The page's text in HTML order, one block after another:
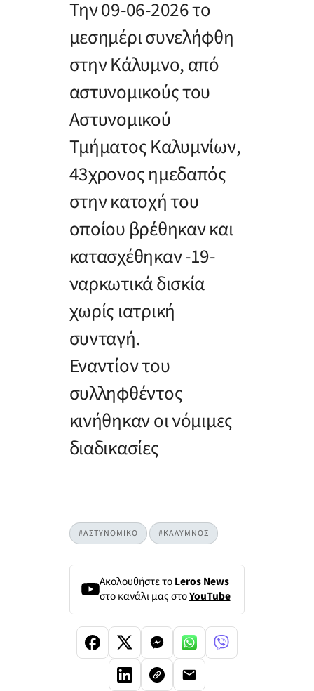
Την 09-06-2026 το
μεσημέρι συνελήφθη
στην Κάλυμνο, από
αστυνομικούς του
Αστυνομικού
Τμήματος Καλυμνίων,
43χρονος ημεδαπός
στην κατοχή του
οποίου βρέθηκαν και
κατασχέθηκαν -19-
ναρκωτικά δισκία
χωρίς ιατρική
συνταγή.
Εναντίον του
συλληφθέντος
κινήθηκαν οι νόμιμες
διαδικασίες
#ΑΣΤΥΝΟΜΙΚΟ #ΚΑΛΥΜΝΟΣ
Ακολουθήστε τοLeros News
στο κανάλι μας στοYouTube